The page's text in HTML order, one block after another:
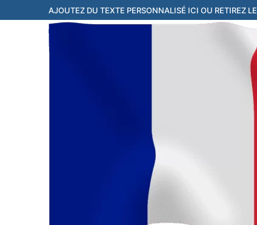
au
AJOUTEZ DU TEXTE PERSONNALISÉ ICI OU RETIREZ LE